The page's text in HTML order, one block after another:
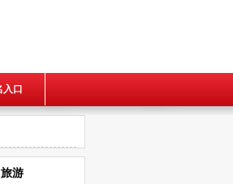
入口
游